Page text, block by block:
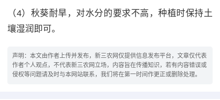
（4）秋葵耐旱，对水分的要求不高，种植时保持土
壤湿润即可。
声明：本文由作者上传并发布，新三农网仅提供信息发布平台，文章仅代表
作者个人观点，不代表新三农网立场，内容旨在传播知识，若有内容错误或
侵权等问题请及时与本网站联系，我们将在第一时间作更正或删除处理。